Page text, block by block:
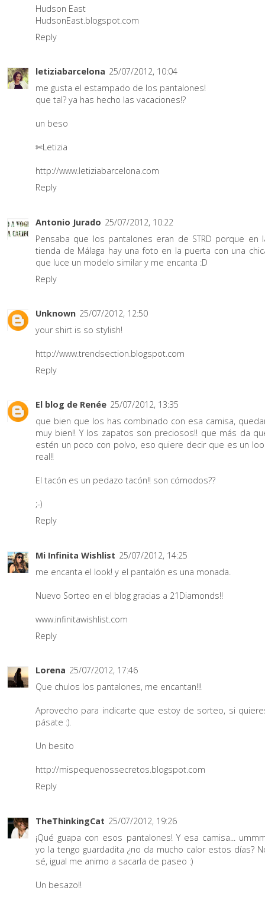
Hudson East
HudsonEast.blogspot.com
Reply
letiziabarcelona 25/07/2012, 10:04
me gusta el estampado de los pantalones!
que tal? ya has hecho las vacaciones!?
un beso
✄Letizia
http://www.letiziabarcelona.com
Reply
Antonio Jurado 25/07/2012, 10:22
Pensaba que los pantalones eran de STRD porque en
tienda de Málaga hay una foto en la puerta con una
que luce un modelo similar y me encanta :D
Reply
Unknown 25/07/2012, 12:50
your shirt is so stylish!
http://www.trendsection.blogspot.com
Reply
El blog de Renée 25/07/2012, 13:35
que bien que los has combinado con esa camisa,
muy bien!! Y los zapatos son preciosos!! que más da
estén un poco con polvo, eso quiere decir que es un
real!!
El tacón es un pedazo tacón!! son cómodos??
;-)
Reply
Mi Infinita Wishlist 25/07/2012, 14:25
me encanta el look! y el pantalón es una monada.
Nuevo Sorteo en el blog gracias a 21Diamonds!!
www.infinitawishlist.com
Reply
Lorena 25/07/2012, 17:46
Que chulos los pantalones, me encantan!!!
Aprovecho para indicarte que estoy de sorteo, si
pásate :).
Un besito
http://mispequenossecretos.blogspot.com
Reply
TheThinkingCat 25/07/2012, 19:26
¡Qué guapa con esos pantalones! Y esa camisa...
yo la tengo guardadita ¿no da mucho calor estos días?
sé, igual me animo a sacarla de paseo :)
Un besazo!!